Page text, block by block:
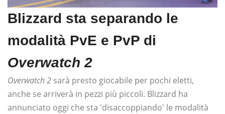
Blizzard sta separando le
modalità PvE e PvP di
Overwatch 2
Overwatch 2 sarà presto giocabile per pochi eletti,
anche se arriverà in pezzi più piccoli. Blizzard ha
annunciato oggi che sta 'disaccoppiando' le modalità